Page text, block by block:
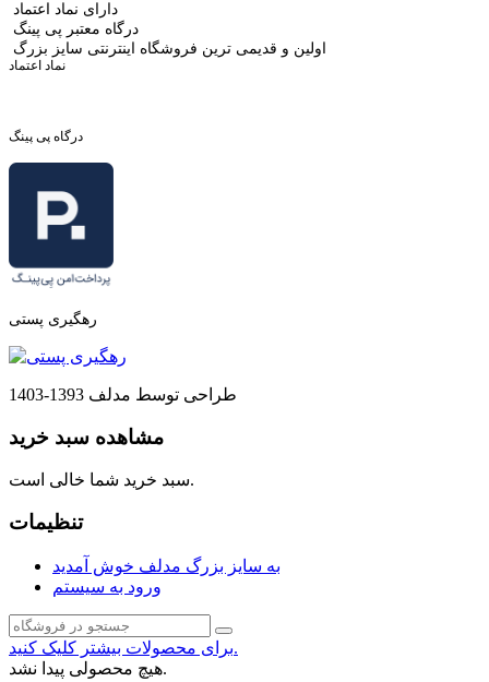
دارای نماد اعتماد
درگاه معتبر پی پینگ
اولین و قدیمی ترین فروشگاه اینترنتی سایز بزرگ
نماد اعتماد
درگاه پی پینگ
رهگیری پستی
طراحی توسط مدلف 1393-1403
مشاهده سبد خرید
سبد خرید شما خالی است.
تنظیمات
به سایز بزرگ مدلف خوش آمدید
ورود به سیستم
برای محصولات بیشتر کلیک کنید.
هیچ محصولی پیدا نشد.